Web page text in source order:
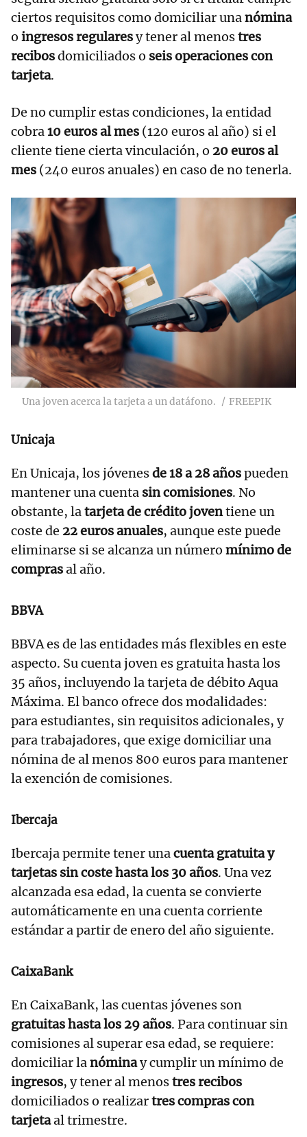
ciertos requisitos como domiciliar unanómina
o ingresos regularesy tener al menostres
recibosdomiciliados o seis operaciones con
tarjeta.
De no cumplir estas condiciones, la entidad
cobra10 euros al mes (120 euros al año) si el
cliente tiene cierta vinculación, o 20 euros al
mes (240 euros anuales) en caso de no tenerla.
Una joven acerca la tarjeta a un datáfono. FREEPIK
Unicaja
En Unicaja, los jóvenesde 18 a 28 añospueden
mantener una cuenta sin comisiones. No
obstante, latarjeta de crédito joventiene un
coste de 22 euros anuales, aunque este puede
eliminarse si se alcanza un número mínimo de
comprasal año.
BBVA
BBVA es de las entidades más flexibles en este
aspecto. Su cuenta joven es gratuita hasta los
35 años, incluyendo la tarjeta de débito Aqua
Máxima. El banco ofrece dos modalidades:
para estudiantes, sin requisitos adicionales, y
para trabajadores, que exige domiciliar una
nómina de al menos 800 euros para mantener
la exención de comisiones.
Ibercaja
Ibercaja permite tener unacuenta gratuita y
tarjetas sin coste hasta los 30 años. Una vez
alcanzada esa edad, la cuenta se convierte
automáticamente en una cuenta corriente
estándar a partir de enero del año siguiente.
CaixaBank
En CaixaBank, las cuentas jóvenes son
gratuitas hasta los 29 años. Para continuar sin
comisiones al superar esa edad, se requiere:
domiciliar lanóminay cumplir un mínimo de
ingresos, y tener al menostres recibos
domiciliados o realizartres compras con
tarjetaal trimestre.